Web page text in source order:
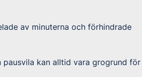
av minuterna och förhindrade
kan alltid vara grogrund för